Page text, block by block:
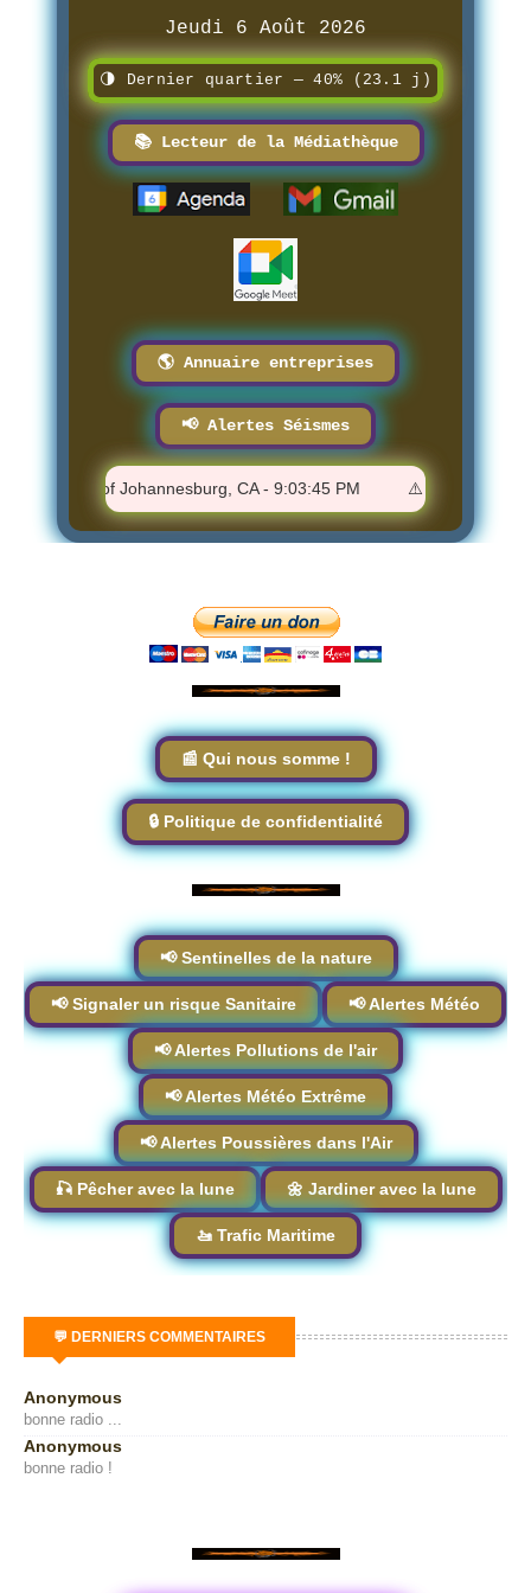
Jeudi 6 Août 2026
🌗 Dernier quartier — 40% (23.1 j)
📚 Lecteur de la Médiathèque
🌎 Annuaire entreprises
📢 Alertes Séismes
WSW of Johannesburg, CA - 9:03:45 PM ⚠️ M 0.88 - 10 km
📰 Qui nous somme !
🔒 Politique de confidentialité
📢 Sentinelles de la nature
📢 Signaler un risque Sanitaire 📢 Alertes Météo
📢 Alertes Pollutions de l'air
📢 Alertes Météo Extrême
📢 Alertes Poussières dans l'Air
🎣 Pêcher avec la lune 🌼 Jardiner avec la lune
🚤 Trafic Maritime
💬 DERNIERS COMMENTAIRES
Anonymous
bonne radio ...
Anonymous
bonne radio !